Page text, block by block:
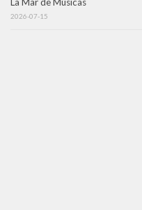
La Mar de Músicas
2026-07-15